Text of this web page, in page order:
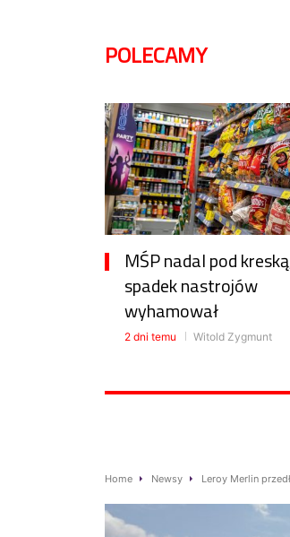
POLECAMY
MŚP nadal pod
spadek nastrojów
wyhamował
2 dni temu Witold Zygmunt
Home Newsy Leroy Merlin